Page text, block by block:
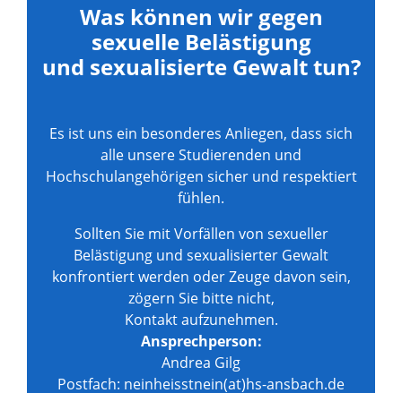
Was können wir gegen
sexuelle Belästigung
und sexualisierte Gewalt tun?
Es ist uns ein besonderes Anliegen, dass sich
alle unsere Studierenden und
Hochschulangehörigen sicher und respektiert
fühlen.
Sollten Sie mit Vorfällen von sexueller
Belästigung und sexualisierter Gewalt
konfrontiert werden oder Zeuge davon sein,
zögern Sie bitte nicht,
Kontakt aufzunehmen.
Ansprechperson:
Andrea Gilg
Postfach: neinheisstnein(at)hs-ansbach.de